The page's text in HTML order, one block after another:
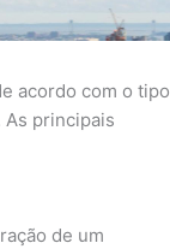
acordo com o tipo
principais
de um